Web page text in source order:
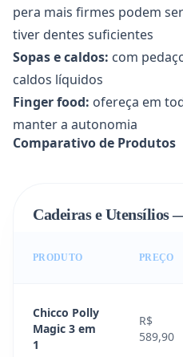
pera mais firmes podem
tiver dentes suficientes
Sopas e caldos: com
caldos líquidos
Finger food: ofereça em
manter a autonomia
Comparativo de Produtos
Cadeiras e Utensílios
PRODUTO PREÇO
Chicco Polly
Magic 3 em
1
R$
589,90